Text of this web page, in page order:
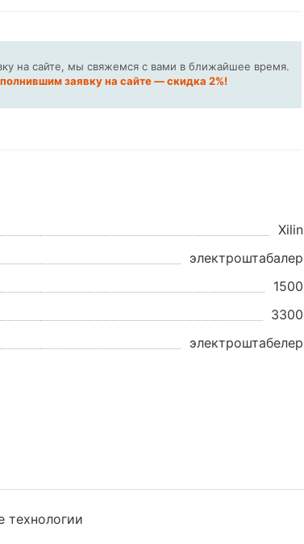
на сайте, мы свяжемся с вами в ближайшее время.
заявку на сайте — скидка 2%!
Xilin
электроштабалер
1500
3300
электроштабелер
технологии